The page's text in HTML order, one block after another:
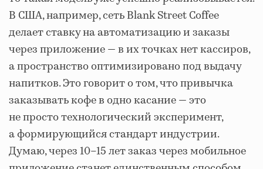
В США, например, сеть Blank Street Coffee
делает ставку на автоматизацию и заказы
через приложение — в их точках нет кассиров,
а пространство оптимизировано под выдачу
напитков. Это говорит о том, что привычка
заказывать кофе в одно касание — это
не просто технологический эксперимент,
а формирующийся стандарт индустрии.
Думаю, через 10–15 лет заказ через мобильное